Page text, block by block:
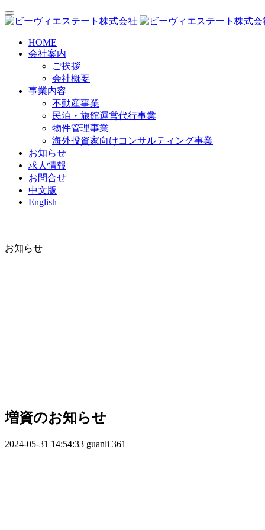
HOME
会社案内
ご挨拶
会社概要
事業内容
不動産事業
民泊・旅館運営代行事業
物件管理事業
海外投資家向けコンサルティング事業
お知らせ
求人情報
お問合せ
中文版
English
お知らせ
増資のお知らせ
2024-05-31 14:54:33 guanli 361